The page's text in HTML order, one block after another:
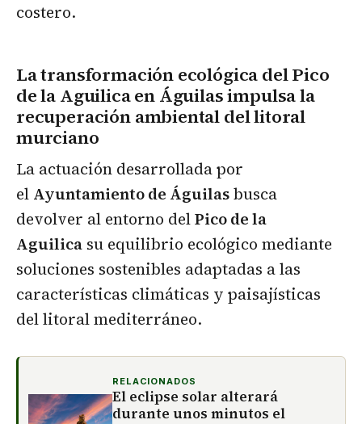
costero.
La transformación ecológica del Pico
de la Aguilica en Águilas impulsa la
recuperación ambiental del litoral
murciano
La actuación desarrollada por
el Ayuntamiento de Águilasbusca
devolver al entorno delPico de la
Aguilica su equilibrio ecológico mediante
soluciones sostenibles adaptadas a las
características climáticas y paisajísticas
del litoral mediterráneo.
RELACIONADOS
El eclipse solar alterará
durante unos minutos el